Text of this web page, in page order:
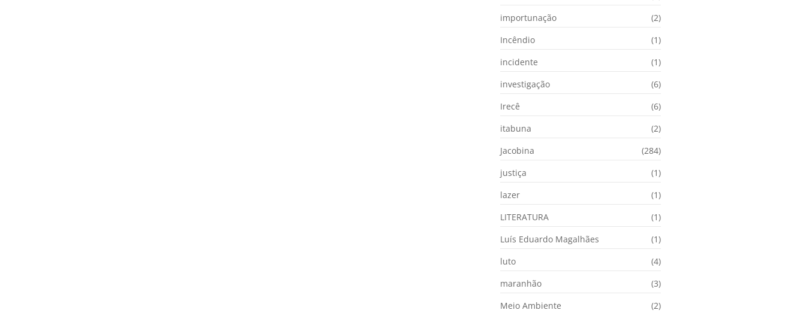
importunação
(2)
Incêndio
(1)
incidente
(1)
investigação
(6)
Irecê
(6)
itabuna
(2)
Jacobina
(284)
justiça
(1)
lazer
(1)
LITERATURA
(1)
Luís Eduardo Magalhães
(1)
luto
(4)
maranhão
(3)
Meio Ambiente
(2)